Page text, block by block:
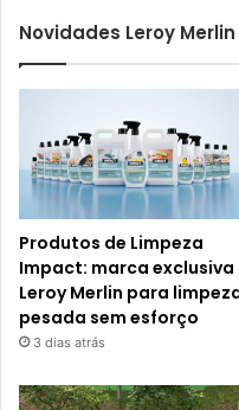
Novidades Leroy Merlin
Produtos de Limpeza
Impact: marca exclusiva
Leroy Merlin para
pesada sem esforço
3 dias atrás